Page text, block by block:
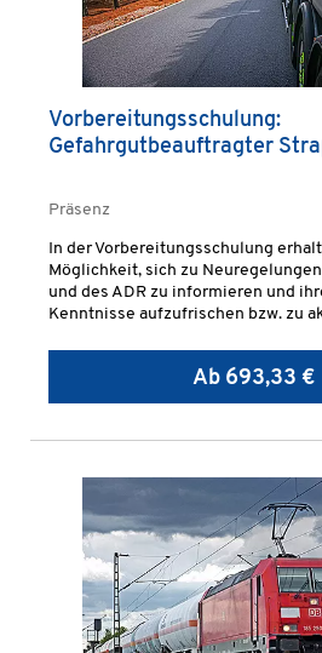
Vorbereitungsschulung:
Gefahrgutbeauftragter
Präsenz
In der Vorbereitungsschulung
Möglichkeit, sich zu
und des ADR zu informieren und
Kenntnisse aufzufrischen bzw. zu
Ab 693,33 €